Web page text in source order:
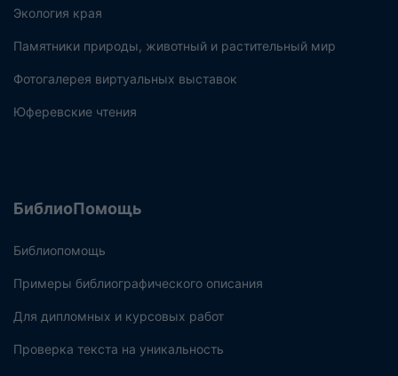
Экология края
Памятники природы, животный и растительный мир
Фотогалерея виртуальных выставок
Юферевские чтения
БиблиоПомощь
Библиопомощь
Примеры библиографического описания
Для дипломных и курсовых работ
Проверка текста на уникальность